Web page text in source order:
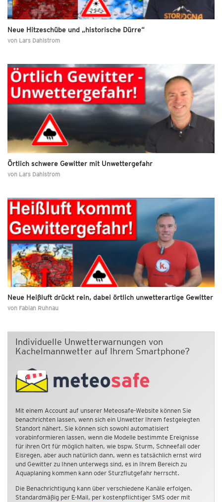
Neue Hitzeschübe und „historische Dürre“
von Lars Dahlstrom
Örtlich schwere Gewitter mit Unwettergefahr
von Lars Dahlstrom
Neue Heißluft drückt rein, dabei örtlich unwetterartige Gewitter
von Fabian Ruhnau
Individuelle Unwetterwarnungen von
Kachelmannwetter auf Ihrem Smartphone?
Mit einem Account auf unserer Meteosafe-Website können Sie
benachrichten lassen, wenn sich ein Unwetter Ihrem festgelegten
Standort nähert. Sie können sich sowohl automatisiert
vorabinformieren lassen, wenn die Modelle bestimmte Ereignisse
für ihren Ort für möglich halten, wie bspw. Sturm, Schneefall oder
Eisregen, aber auch natürlich dann, wenn es tatsächlich ernst wird
und Gewitter zu Ihnen unterwegs sind, es in Ihrem Bereich zu
Aquaplaning kommen kann oder Sturzflutgefahr herrscht.
Die Benachrichtigung kann über verschiedene Kanäle erfolgen.
Standardmäßig per E-Mail, per kostenpflichtiger SMS oder mit